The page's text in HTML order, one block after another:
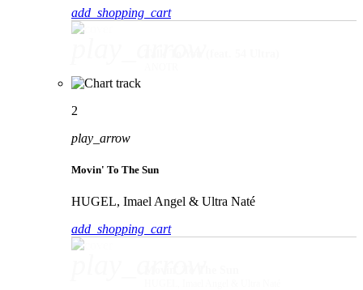
add_shopping_cart
2
play_arrow
Movin' To The Sun
HUGEL, Imael Angel & Ultra Naté
add_shopping_cart